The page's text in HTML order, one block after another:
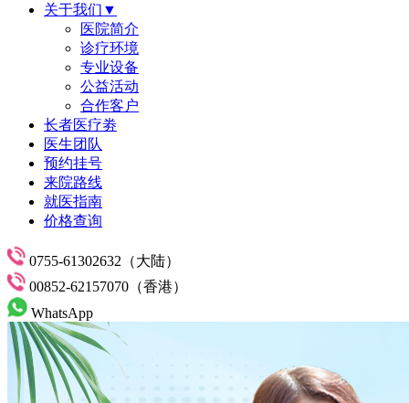
关于我们▼
医院简介
诊疗环境
专业设备
公益活动
合作客户
长者医疗劵
医生团队
预约挂号
来院路线
就医指南
价格查询
0755-61302632（大陆）
00852-62157070（香港）
WhatsApp